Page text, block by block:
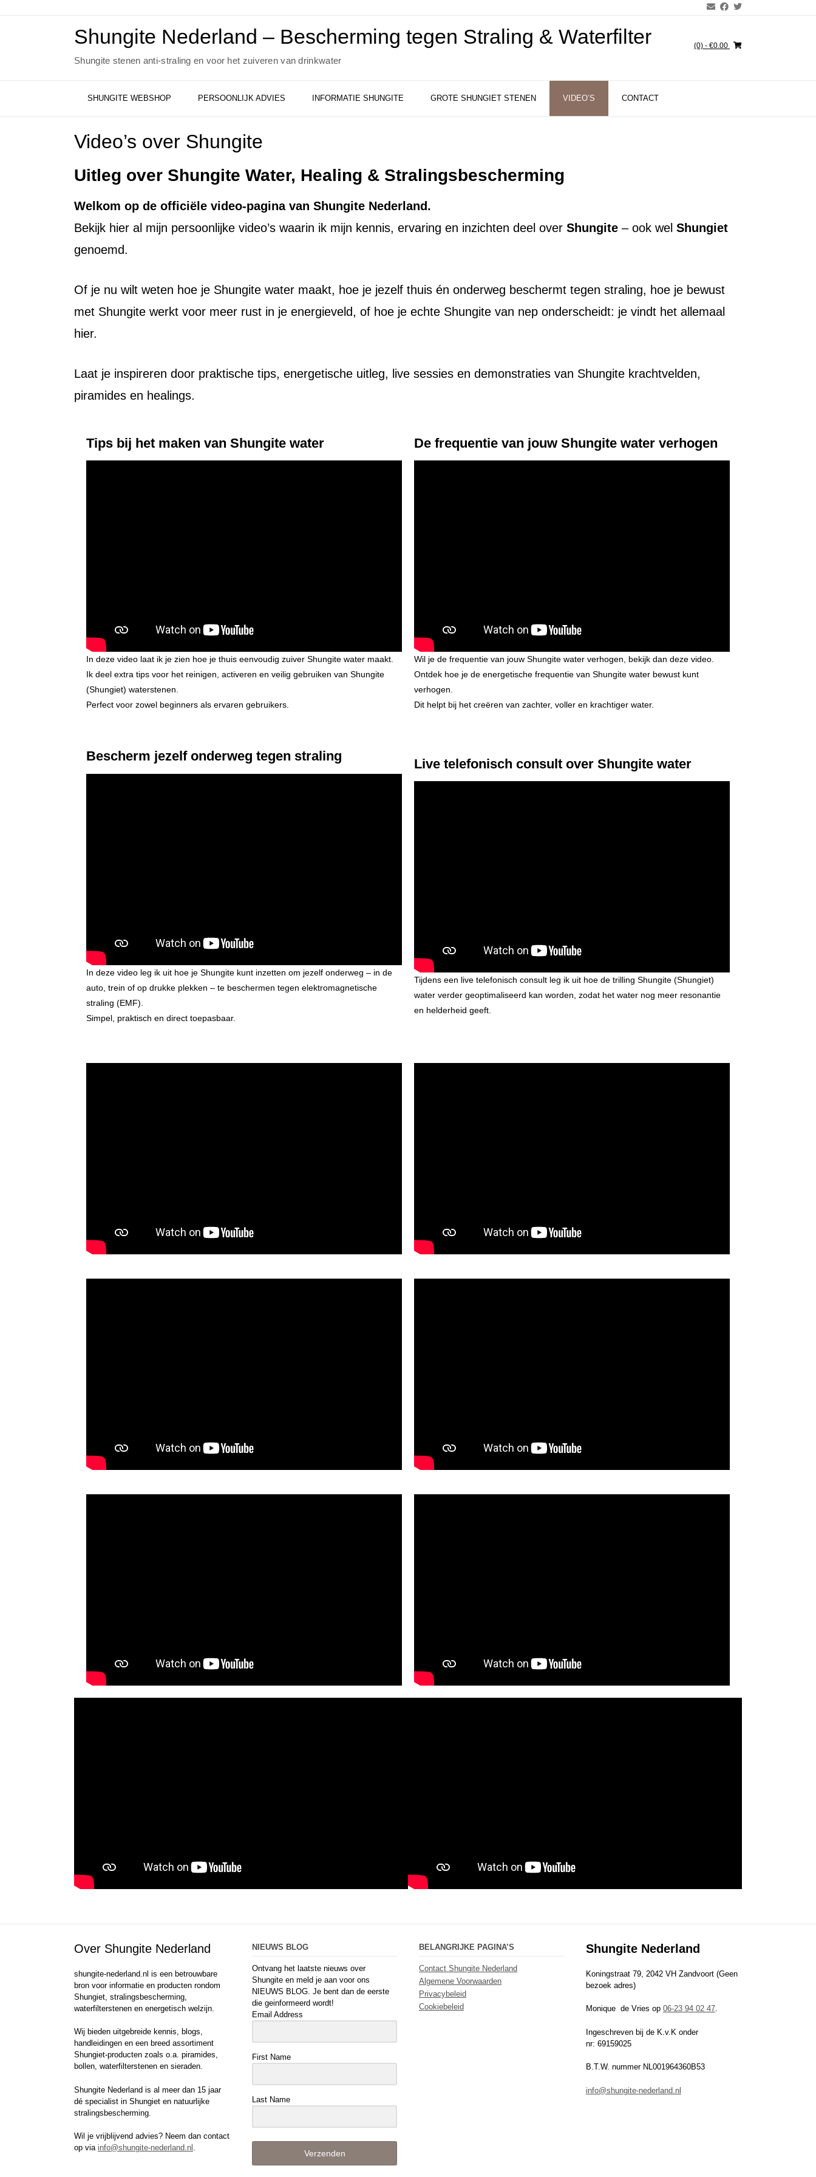
Shungite Nederland – Bescherming tegen Straling & Waterfilter
Shungite stenen anti-straling en voor het zuiveren van drinkwater
(0) - €0.00
SHUNGITE WEBSHOP PERSOONLIJK ADVIES INFORMATIE SHUNGITE GROTE SHUNGIET STENEN VIDEO’S CONTACT
Video’s over Shungite
Uitleg over Shungite Water, Healing & Stralingsbescherming
Welkom op de officiële video-pagina van Shungite Nederland.
Bekijk hier al mijn persoonlijke video’s waarin ik mijn kennis, ervaring en inzichten deel over Shungite – ook wel Shungiet
genoemd.
Of je nu wilt weten hoe je Shungite water maakt, hoe je jezelf thuis én onderweg beschermt tegen straling, hoe je bewust
met Shungite werkt voor meer rust in je energieveld, of hoe je echte Shungite van nep onderscheidt: je vindt het allemaal
hier.
Laat je inspireren door praktische tips, energetische uitleg, live sessies en demonstraties van Shungite krachtvelden,
piramides en healings.
Tips bij het maken van Shungite water
In deze video laat ik je zien hoe je thuis eenvoudig zuiver Shungite water maakt.
Ik deel extra tips voor het reinigen, activeren en veilig gebruiken van Shungite
(Shungiet) waterstenen.
Perfect voor zowel beginners als ervaren gebruikers.
De frequentie van jouw Shungite water verhogen
Wil je de frequentie van jouw Shungite water verhogen, bekijk dan deze video.
Ontdek hoe je de energetische frequentie van Shungite water bewust kunt
verhogen.
Dit helpt bij het creëren van zachter, voller en krachtiger water.
Bescherm jezelf onderweg tegen straling
In deze video leg ik uit hoe je Shungite kunt inzetten om jezelf onderweg – in de
auto, trein of op drukke plekken – te beschermen tegen elektromagnetische
straling (EMF).
Simpel, praktisch en direct toepasbaar.
Live telefonisch consult over Shungite water
Tijdens een live telefonisch consult leg ik uit hoe de trilling Shungite (Shungiet)
water verder geoptimaliseerd kan worden, zodat het water nog meer resonantie
en helderheid geeft.
Over Shungite Nederland
shungite-nederland.nl is een betrouwbare
bron voor informatie en producten rondom
Shungiet, stralingsbescherming,
waterfilterstenen en energetisch welzijn.
Wij bieden uitgebreide kennis, blogs,
handleidingen en een breed assortiment
Shungiet-producten zoals o.a. piramides,
bollen, waterfilterstenen en sieraden.
Shungite Nederland is al meer dan 15 jaar
dé specialist in Shungiet en natuurlijke
stralingsbescherming.
Wil je vrijblijvend advies? Neem dan contact
op via info@shungite-nederland.nl .
NIEUWS BLOG
Ontvang het laatste nieuws over
Shungite en meld je aan voor ons
NIEUWS BLOG. Je bent dan de eerste
die geinformeerd wordt!
Email Address
First Name
Last Name
Verzenden
BELANGRIJKE PAGINA’S
Contact Shungite Nederland
Algemene Voorwaarden
Privacybeleid
Cookiebeleid
Shungite Nederland
Koningstraat 79, 2042 VH Zandvoort (Geen
bezoek adres)
Monique de Vries op 06-23 94 02 47.
Ingeschreven bij de K.v.K onder
nr: 69159025
B.T.W. nummer NL001964360B53
info@shungite-nederland.nl